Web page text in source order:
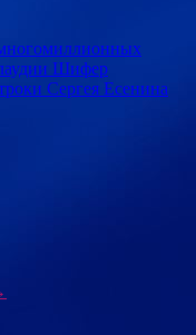
Шифер
Сергея Есенина